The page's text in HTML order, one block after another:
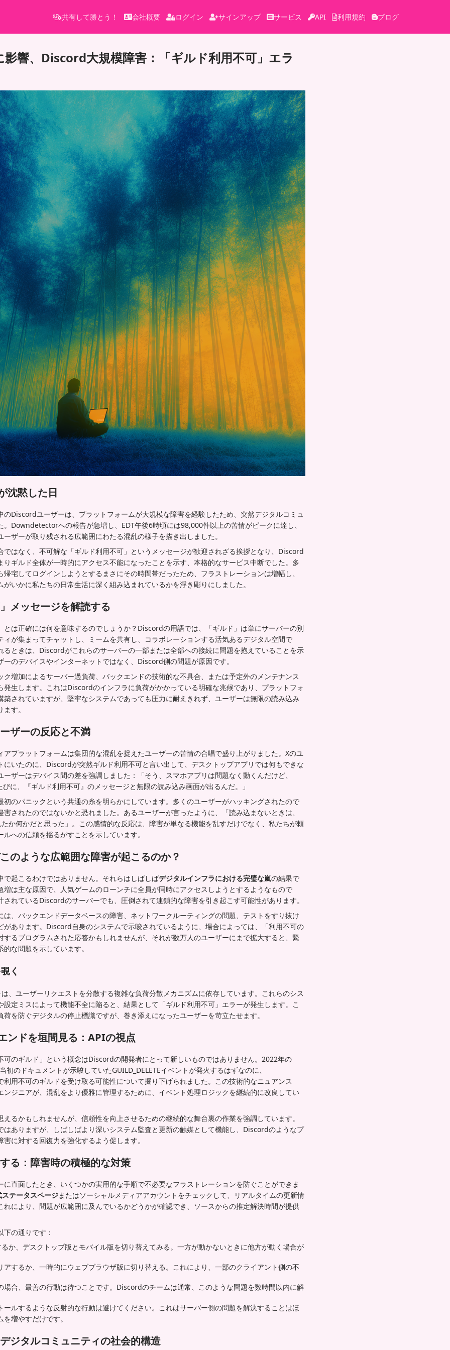
共有して勝とう！ 会社概要 ログイン サインアップ サービス API 利用規約 ブログ
影響、Discord大規模障害：「ギルド利用不可」エラ
沈黙した日
のDiscordユーザーは、プラットフォームが大規模な障害を経験したため、突然デジタルコミュ
。Downdetectorへの報告が急増し、EDT午後6時頃には98,000件以上の苦情がピークに達し、
ザーが取り残される広範囲にわたる混乱の様子を描き出しました。
ではなく、不可解な「ギルド利用不可」というメッセージが歓迎されざる挨拶となり、Discord
りギルド全体が一時的にアクセス不能になったことを示す、本格的なサービス中断でした。多
宅してログインしようとするまさにその時間帯だったため、フラストレーションは増幅し、
いかに私たちの日常生活に深く組み込まれているかを浮き彫りにしました。
メッセージを解読する
とは正確には何を意味するのでしょうか？Discordの用語では、「ギルド」は単にサーバーの別
ィが集まってチャットし、ミームを共有し、コラボレーションする活気あるデジタル空間で
るときは、Discordがこれらのサーバーの一部または全部への接続に問題を抱えていることを示
のデバイスやインターネットではなく、Discord側の問題が原因です。
ク増加によるサーバー過負荷、バックエンドの技術的な不具合、または予定外のメンテナンス
発生します。これはDiscordのインフラに負荷がかかっている明確な兆候であり、プラットフォ
築されていますが、堅牢なシステムであっても圧力に耐えきれず、ユーザーは無限の読み込み
す。
ザーの反応と不満
アプラットフォームは集団的な混乱を捉えたユーザーの苦情の合唱で盛り上がりました。Xのユ
にいたのに、Discordが突然ギルド利用不可と言い出して、デスクトップアプリでは何もできな
ザーはデバイス間の差を強調しました：「そう、スマホアプリは問題なく動くんだけど、
に、『ギルド利用不可』のメッセージと無限の読み込み画面が出るんだ。」
初のパニックという共通の糸を明らかにしています。多くのユーザーがハッキングされたので
されたのではないかと恐れました。あるユーザーが言ったように、「読み込まないときは、
か何かだと思った」。この感情的な反応は、障害が単なる機能を乱すだけでなく、私たちが頼
への信頼を揺るがすことを示しています。
のような広範囲な障害が起こるのか？
で起こるわけではありません。それらはしばしばデジタルインフラにおける完璧な嵐の結果で
増は主な原因で、人気ゲームのローンチに全員が同時にアクセスしようとするようなもので
れているDiscordのサーバーでも、圧倒されて連鎖的な障害を引き起こす可能性があります。
は、バックエンドデータベースの障害、ネットワークルーティングの問題、テストをすり抜け
があります。Discord自身のシステムで示唆されているように、場合によっては、「利用不可の
するプログラムされた応答かもしれませんが、それが数万人のユーザーにまで拡大すると、緊
な問題を示しています。
く
、ユーザーリクエストを分散する複雑な負荷分散メカニズムに依存しています。これらのシス
設定ミスによって機能不全に陥ると、結果として「ギルド利用不可」エラーが発生します。こ
を防ぐデジタルの停止標識ですが、巻き添えになったユーザーを苛立たせます。
ンドを垣間見る：APIの視点
可のギルド」という概念はDiscordの開発者にとって新しいものではありません。2022年の
のドキュメントが示唆していたGUILD_DELETEイベントが発火するはずなのに、
利用不可のギルドを受け取る可能性について掘り下げられました。この技術的なニュアンス
ンジニアが、混乱をより優雅に管理するために、イベント処理ロジックを継続的に改良してい
るかもしれませんが、信頼性を向上させるための継続的な舞台裏の作業を強調しています。
はありますが、しばしばより深いシステム監査と更新の触媒として機能し、Discordのようなプ
に対する回復力を強化するよう促します。
る：障害時の積極的な対策
に直面したとき、いくつかの実用的な手順で不必要なフラストレーションを防ぐことができま
テータスページまたはソーシャルメディアアカウントをチェックして、リアルタイムの更新情
れにより、問題が広範囲に及んでいるかどうかが確認でき、ソースからの推定解決時間が提供
の通りです：
か、デスクトップ版とモバイル版を切り替えてみる。一方が動かないときに他方が動く場合が
アするか、一時的にウェブブラウザ版に切り替える。これにより、一部のクライアント側の不
場合、最善の行動は待つことです。Discordのチームは通常、このような問題を数時間以内に解
ールするような反射的な行動は避けてください。これはサーバー側の問題を解決することはほ
増やすだけです。
ジタルコミュニティの社会的構造